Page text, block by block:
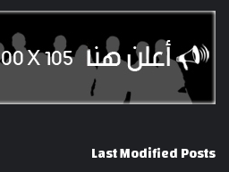
Last Modified Posts